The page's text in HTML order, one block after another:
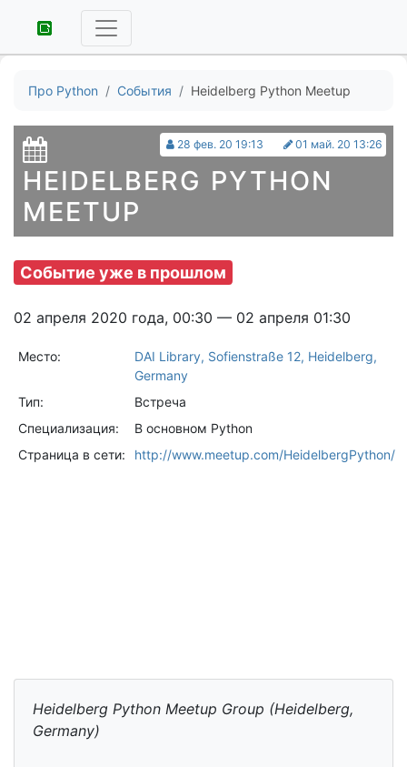
Про Python События Heidelberg Python Meetup
28 фев. 20 19:13 01 май. 20 13:26
HEIDELBERG PYTHON
MEETUP
Событие уже в прошлом
02 апреля 2020 года, 00:30 — 02 апреля 01:30
Место:
DAI Library, Sofienstraße 12, Heidelberg,
Germany
Тип:
Встреча
Специализация:
В основном Python
Страница в сети:
http://www.meetup.com/HeidelbergPython/
Heidelberg Python Meetup Group (Heidelberg,
Germany)